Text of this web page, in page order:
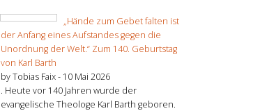
„Hände zum Gebet falten ist
der Anfang eines Aufstandes gegen die
Unordnung der Welt.“ Zum 140. Geburtstag
von Karl Barth
by Tobias Faix - 10 Mai 2026
. Heute vor 140 Jahren wurde der
evangelische Theologe Karl Barth geboren.